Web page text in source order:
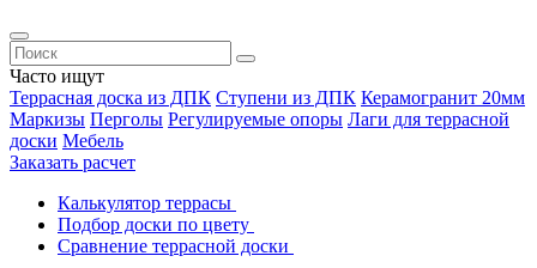
Часто ищут
Террасная доска из ДПК Ступени из ДПК Керамогранит 20мм
Маркизы Перголы Регулируемые опоры Лаги для террасной
доски Мебель
Заказать расчет
Калькулятор террасы
Подбор доски по цвету
Сравнение террасной доски